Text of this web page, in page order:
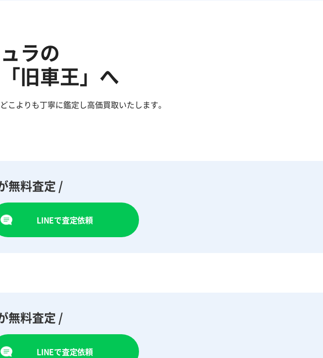
ラの
旧車王」へ
よりも丁寧に鑑定し高価買取いたします。
無料査定 /
LINEで査定依頼
無料査定 /
LINEで査定依頼